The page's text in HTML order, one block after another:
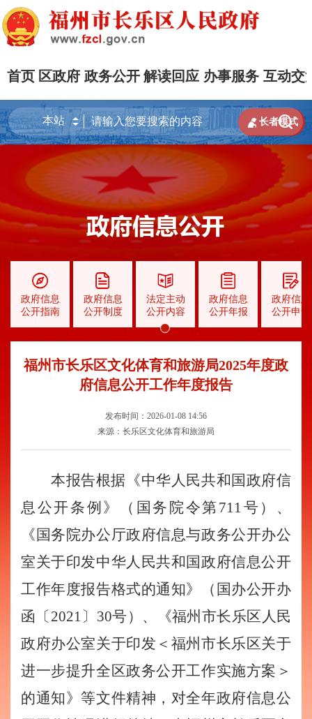
首页 区政府 政务公开 解读回应 办事服务 互动交

 长者模式
政府信息
公开指南
政府信息
公开制度
法定主动
公开内容
政府信息
公开年报
政府信息
公开申请
福州市长乐区文化体育和旅游局2025年度政
府信息公开工作年度报告
发布时间：2026-01-08 14:56
来源：长乐区文化体育和旅游局
本报告根据《中华人民共和国政府信
息公开条例》
（国务院令第 711号 ） 、
《国务院办公厅政府信息与政务公开办公
室关于印发中华人民共和国政府信息公开
工作年度报告格式的通知》（国办公开办
函〔2021〕30号）、《福州市长乐区人民
政府办公室关于印发＜福州市长乐区关于
进一步提升全区政务公开工作实施方案＞
的通知》等文件精神，对全年政府信息公